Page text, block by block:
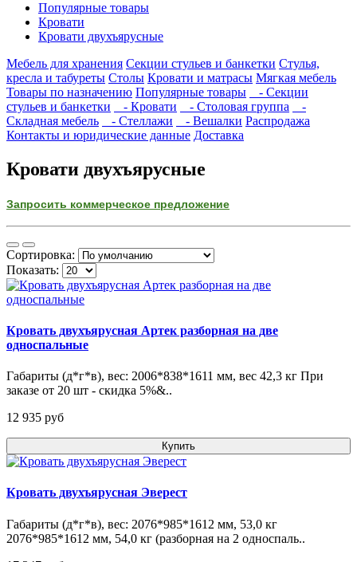
Популярные товары
Кровати
Кровати двухъярусные
Мебель для хранения Секции стульев и банкетки Стулья,
кресла и табуреты Столы Кровати и матрасы Мягкая мебель
Товары по назначению Популярные товары
- Секции
стульев и банкетки
- Кровати - Столовая группа
-
Складная мебель
- Стеллажи - Вешалки Распродажа
Контакты и юридические данные Доставка
Кровати двухъярусные
Запросить коммерческое предложение
Сортировка:
Показать:
Кровать двухъярусная Артек разборная на две
односпальные
Габариты (д*г*в), вес: 2006*838*1611 мм, вес 42,3 кг При
заказе от 20 шт - скидка 5%&..
12 935 pуб
Купить
Кровать двухъярусная Эверест
Габариты (д*г*в), вес: 2076*985*1612 мм, 53,0 кг
2076*985*1612 мм, 54,0 кг (разборная на 2 односпаль..